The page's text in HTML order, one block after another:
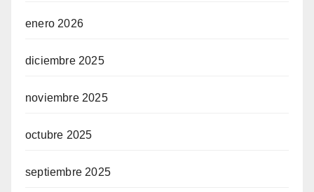
enero 2026
diciembre 2025
noviembre 2025
octubre 2025
septiembre 2025